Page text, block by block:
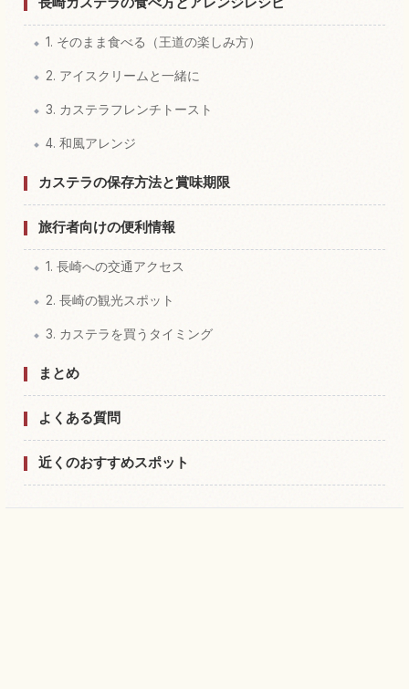
1. そのまま食べる（王道の楽しみ方）
2. アイスクリームと一緒に
3. カステラフレンチトースト
4. 和風アレンジ
カステラの保存方法と賞味期限
旅行者向けの便利情報
1. 長崎への交通アクセス
2. 長崎の観光スポット
3. カステラを買うタイミング
まとめ
よくある質問
近くのおすすめスポット